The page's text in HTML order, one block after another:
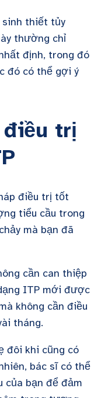
sinh thiết tủy
thường chỉ
định, trong đó
đó có thể gợi ý
điều trị
điều trị tốt
tiểu cầu trong
mà bạn đã
cần can thiệp
ITP mới được
không cần điều
tháng.
đôi khi cũng có
bác sĩ có thể
của bạn để đảm